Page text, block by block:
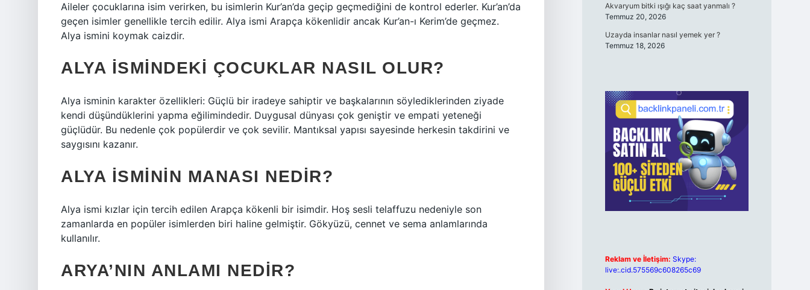
Aileler çocuklarına isim verirken, bu isimlerin Kur’an’da geçip geçmediğini de kontrol ederler. Kur’an’da
geçen isimler genellikle tercih edilir. Alya ismi Arapça kökenlidir ancak Kur’an-ı Kerim’de geçmez.
Alya ismini koymak caizdir.
ALYA ISMINDEKI ÇOCUKLAR NASIL OLUR?
Alya isminin karakter özellikleri: Güçlü bir iradeye sahiptir ve başkalarının söylediklerinden ziyade
kendi düşündüklerini yapma eğilimindedir. Duygusal dünyası çok geniştir ve empati yeteneği
güçlüdür. Bu nedenle çok popülerdir ve çok sevilir. Mantıksal yapısı sayesinde herkesin takdirini ve
saygısını kazanır.
ALYA ISMININ MANASI NEDIR?
Alya ismi kızlar için tercih edilen Arapça kökenli bir isimdir. Hoş sesli telaffuzu nedeniyle son
zamanlarda en popüler isimlerden biri haline gelmiştir. Gökyüzü, cennet ve sema anlamlarında
kullanılır.
ARYA’NIN ANLAMI NEDIR?
Akvaryum bitki ışığı kaç saat yanmalı ?
Temmuz 20, 2026
Uzayda insanlar nasıl yemek yer ?
Temmuz 18, 2026
Reklam ve İletişim: Skype:
live:.cid.575569c608265c69